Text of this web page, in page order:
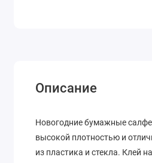
Описание
Новогодние бумажные
высокой плотностью и
из пластика и стекла. Клей